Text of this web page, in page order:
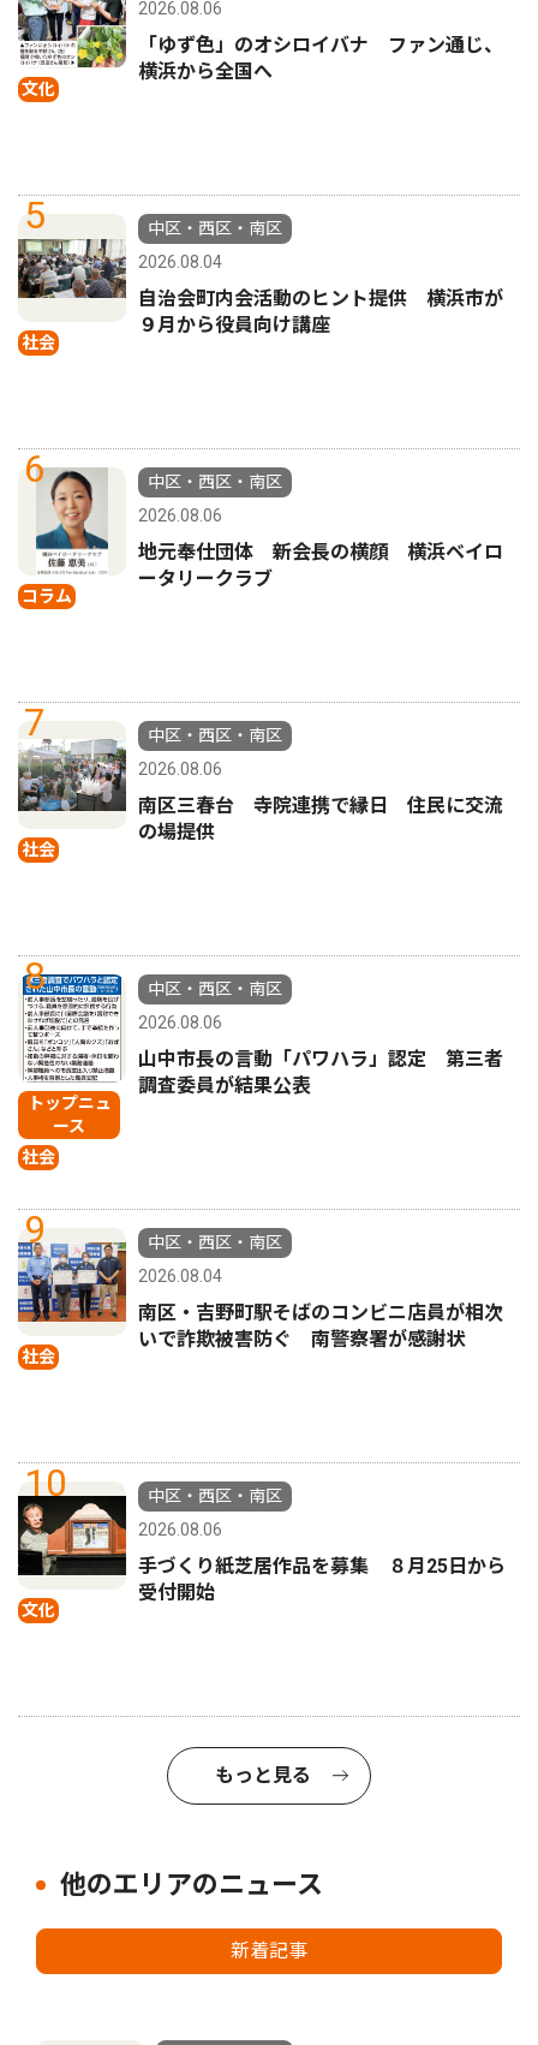
文化
2026.08.06
「ゆず色」のオシロイバナ ファン通じ、
横浜から全国へ
5
社会
中区・西区・南区
2026.08.04
自治会町内会活動のヒント提供 横浜市が
９月から役員向け講座
6
コラム
中区・西区・南区
2026.08.06
地元奉仕団体 新会長の横顔 横浜ベイロ
ータリークラブ
7
社会
中区・西区・南区
2026.08.06
南区三春台 寺院連携で縁日 住民に交流
の場提供
8
トップニュ
ース
社会
中区・西区・南区
2026.08.06
山中市長の言動「パワハラ」認定 第三者
調査委員が結果公表
9
社会
中区・西区・南区
2026.08.04
南区・吉野町駅そばのコンビニ店員が相次
いで詐欺被害防ぐ 南警察署が感謝状
10
文化
中区・西区・南区
2026.08.06
手づくり紙芝居作品を募集 ８月25日から
受付開始
もっと見る
他のエリアのニュース
新着記事